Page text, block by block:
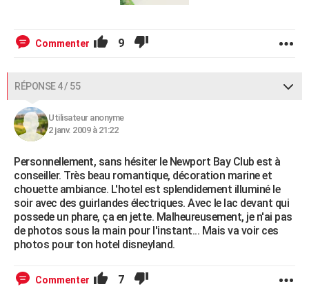
Commenter 9
RÉPONSE 4 / 55
Utilisateur anonyme
2 janv. 2009 à 21:22
Personnellement, sans hésiter le Newport Bay Club est à
conseiller. Très beau romantique, décoration marine et
chouette ambiance. L'hotel est splendidement illuminé le
soir avec des guirlandes électriques. Avec le lac devant qui
possede un phare, ça en jette. Malheureusement, je n'ai pas
de photos sous la main pour l'instant... Mais va voir ces
photos pour ton hotel disneyland.
Commenter 7